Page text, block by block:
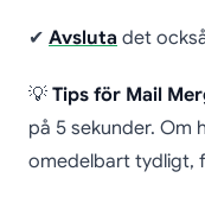
✔ Avsluta det
💡 Tips för Mail
på 5 sekunder. Om
omedelbart tydligt,